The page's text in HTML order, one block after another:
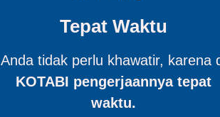
Tepat Waktu
Anda tidak perlu khawatir, karena
KOTABI pengerjaannya tepat
waktu.